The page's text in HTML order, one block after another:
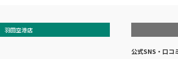
羽田空港店
公式SNS・口コ